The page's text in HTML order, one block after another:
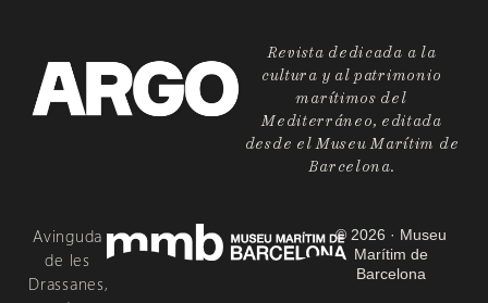
Revista dedicada a la
cultura y al patrimonio
marítimos del
Mediterráneo, editada
desde el Museu Marítim de
Barcelona.
Avinguda
de les
Drassanes,
© 2026 · Museu
Marítim de
Barcelona